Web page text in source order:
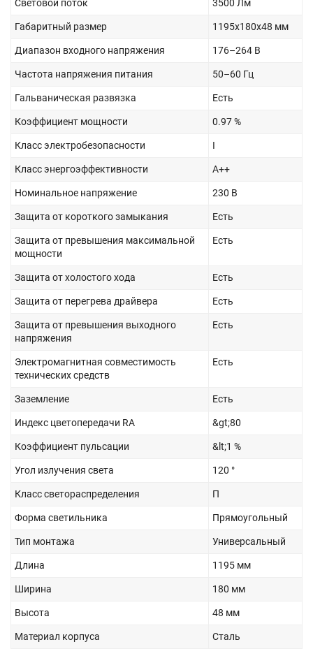
Световой поток 3500 Лм
Габаритный размер 1195x180x48 мм
Диапазон входного напряжения 176–264 В
Частота напряжения питания 50–60 Гц
Гальваническая развязка Есть
Коэффициент мощности 0.97 %
Класс электробезопасности I
Класс энергоэффективности А++
Номинальное напряжение 230 В
Защита от короткого замыкания Есть
Защита от превышения максимальной
мощности
Есть
Защита от холостого хода Есть
Защита от перегрева драйвера Есть
Защита от превышения выходного
напряжения
Есть
Электромагнитная совместимость
технических средств
Есть
Заземление Есть
Индекс цветопередачи RA &gt;80
Коэффициент пульсации &lt;1 %
Угол излучения света 120 °
Класс светораспределения П
Форма светильника Прямоугольный
Тип монтажа Универсальный
Длина 1195 мм
Ширина 180 мм
Высота 48 мм
Материал корпуса Сталь